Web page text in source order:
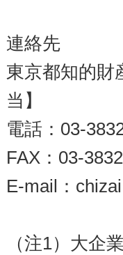
連絡先
東京都知的財
当】
電話：03-
FAX：03-
E-mail：
（注1）大企